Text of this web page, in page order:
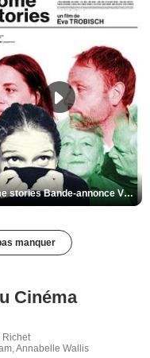
Home stories Bande-annonce VO STFR
manquer
Cinéma
Richet
Annabelle Wallis